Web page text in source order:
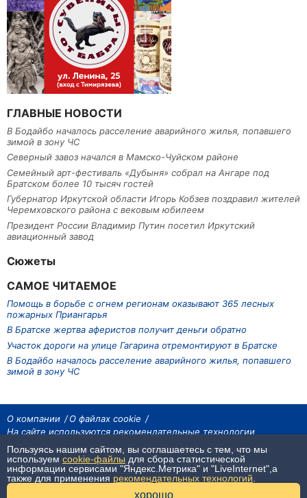
ГЛАВНЫЕ НОВОСТИ
В Бодайбо началось расселение аварийного жилья, попавшего
зимой в зону ЧС
Северный завоз начался в Мамско-Чуйском районе
Семейный арт-фестиваль «Дубыня» собрал на Ангаре под
Братском более 10 тысяч гостей
Губернатор Иркутской области Игорь Кобзев поздравил жителей
Черемховского района с вековым юбилеем
Президент России Владимир Путин посетил Иркутский
авиационный завод
Сюжеты
САМОЕ ЧИТАЕМОЕ
Помощь в борьбе с огнем регионам оказывают 365 лесных
пожарных Приангарья
В Братске жертва аферистов получит деньги обратно
Участок дороги на улице Гагарина отремонтируют в Братске
В Бодайбо началось расселение аварийного жилья, попавшего
зимой в зону ЧС
О компании
О файлах cookie
На сайте используются рекомендательные технологии
На сайте размещаются материалы ИА «Наш Север». Все права охраняются
законом.
При использовании материалов агентства на других сайтах, обязательна
гиперссылка.
Пользуясь нашим сайтом, вы соглашаетесь с тем, что мы
используем cookie-файлы для сбора статистической
информации сервисами "Яндекс.Метрика" и "LiveInternet",а
также для применения рекомендательных технологий
хорошо